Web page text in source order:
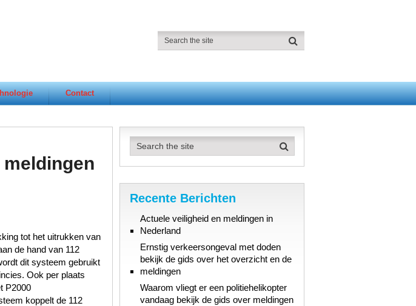
Contact
meldingen
tot het uitrukken van
de hand van 112
dit systeem gebruikt
Ook per plaats
P2000
koppelt de 112
Recente Berichten
Actuele veiligheid en meldingen in
Nederland
Ernstig verkeersongeval met doden
bekijk de gids over het overzicht en de
meldingen
Waarom vliegt er een politiehelikopter
vandaag bekijk de gids over meldingen